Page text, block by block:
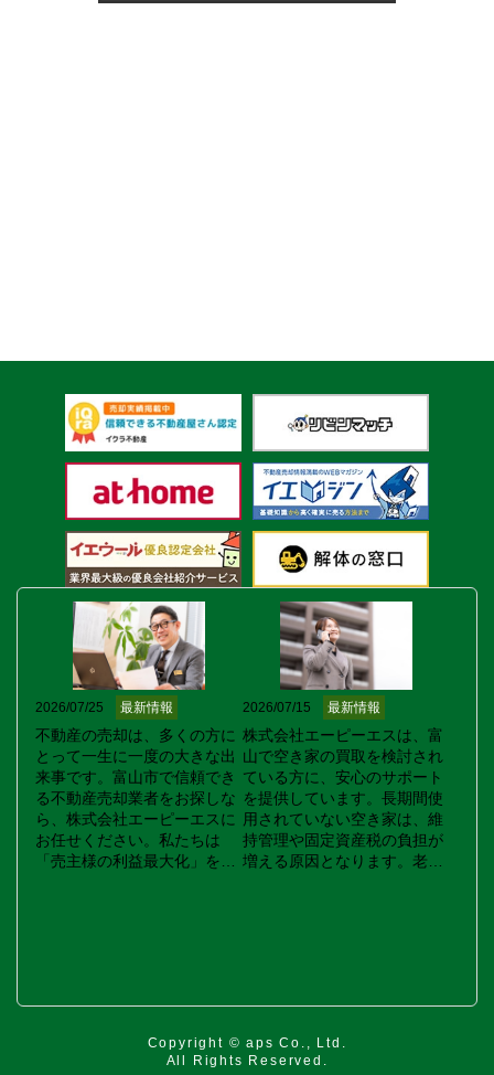
2026/07/25 最新情報
不動産の売却は、多くの方に
とって一生に一度の大きな出
来事です。富山市で信頼でき
る不動産売却業者をお探しな
ら、株式会社エーピーエスに
お任せください。私たちは
「売主様の利益最大化」を目
心してお任せいただけるよ
ますので、どんな些細な疑問
でもお気軽にご相談くださ
2026/07/15 最新情報
株式会社エーピーエスは、富
山で空き家の買取を検討され
ている方に、安心のサポート
を提供しています。長期間使
用されていない空き家は、維
持管理や固定資産税の負担が
増える原因となります。老朽
方法をご提案しますので、ぜ
さい。富山の空き家買取はエ
ーピーエスにお任せくださ
Copyright © aps Co., Ltd.
All Rights Reserved.